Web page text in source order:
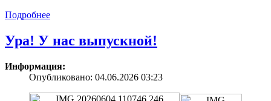
Подробнее
Ура! У нас выпускной!
Информация:
Опубликовано: 04.06.2026 03:23